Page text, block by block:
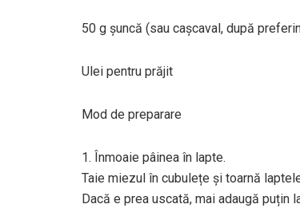
50 g șuncă (sau cașcaval, după
Ulei pentru prăjit
Mod de preparare
1. Înmoaie pâinea în lapte.
Taie miezul în cubulețe și toarnă
Dacă e prea uscată, mai adaugă puțin